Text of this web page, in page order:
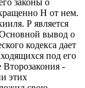
H от нем.
Р является
вывод о
кодекса дает
под его
-
этих